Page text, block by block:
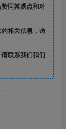
同其观点和对
相关信息，访
联系我们我们